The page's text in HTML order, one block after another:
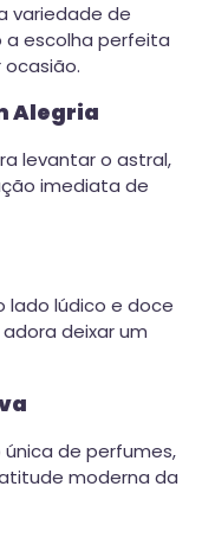
variedade de
a escolha perfeita
Alegria
levantar o astral,
imediata de
lado lúdico e doce
deixar um
de perfumes,
moderna da